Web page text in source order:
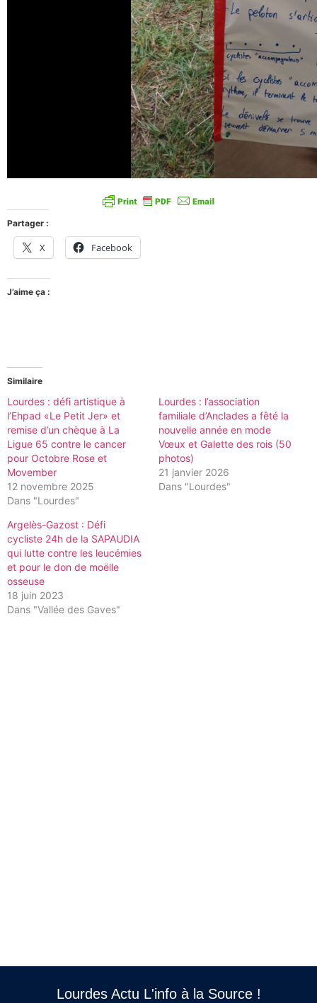
Partager :
X Facebook
J’aime ça :
Similaire
Lourdes : défi artistique à
l’Ehpad «Le Petit Jer» et
remise d’un chèque à La
Ligue 65 contre le cancer
pour Octobre Rose et
Movember
12 novembre 2025
Dans "Lourdes"
Lourdes : l’association
familiale d’Anclades a fêté la
nouvelle année en mode
Vœux et Galette des rois (50
photos)
21 janvier 2026
Dans "Lourdes"
Argelès-Gazost : Défi
cycliste 24h de la SAPAUDIA
qui lutte contre les leucémies
et pour le don de moëlle
osseuse
18 juin 2023
Dans "Vallée des Gaves"
Lourdes Actu L'info à la Source !